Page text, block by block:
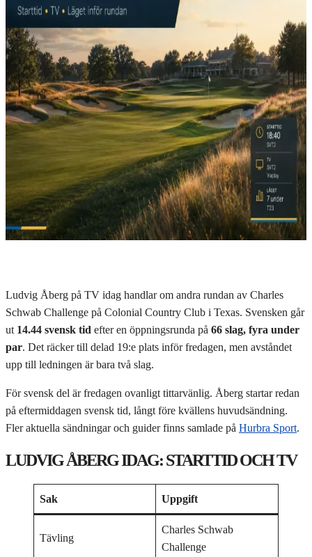
Ludvig Åberg på TV idag handlar om andra rundan av Charles
Schwab Challenge på Colonial Country Club i Texas. Svensken går
ut 14.44 svensk tid efter en öppningsrunda på 66 slag, fyra under
par. Det räcker till delad 19:e plats inför fredagen, men avståndet
upp till ledningen är bara två slag.
För svensk del är fredagen ovanligt tittarvänlig. Åberg startar redan
på eftermiddagen svensk tid, långt före kvällens huvudsändning.
Fler aktuella sändningar och guider finns samlade på Hurbra Sport.
LUDVIG ÅBERG IDAG: STARTTID OCH TV
Sak Uppgift
Tävling
Charles Schwab
Challenge